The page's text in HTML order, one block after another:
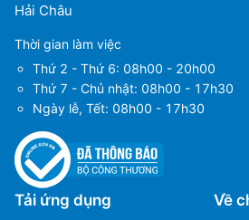
Hải Châu
Thời gian làm việc
Thứ 2 - Thứ 6: 08h00 - 20h00
Thứ 7 - Chủ nhật: 08h00 - 17h30
Ngày lễ, Tết: 08h00 - 17h30
Tải ứng dụng Về